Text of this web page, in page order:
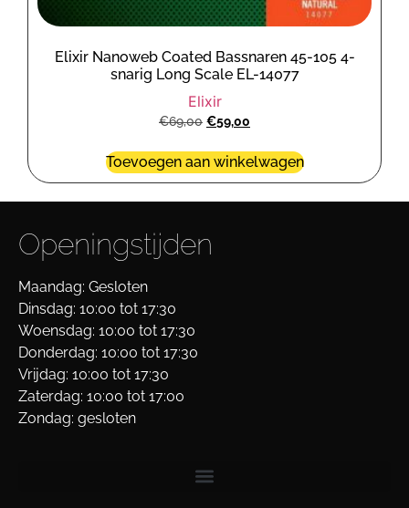
Elixir Nanoweb Coated Bassnaren 45-105 4-
snarig Long Scale EL-14077
Elixir
€69,00 €59,00
Toevoegen aan winkelwagen
Openingstijden
Maandag: Gesloten
Dinsdag: 10:00 tot 17:30
Woensdag: 10:00 tot 17:30
Donderdag: 10:00 tot 17:30
Vrijdag: 10:00 tot 17:30
Zaterdag: 10:00 tot 17:00
Zondag: gesloten